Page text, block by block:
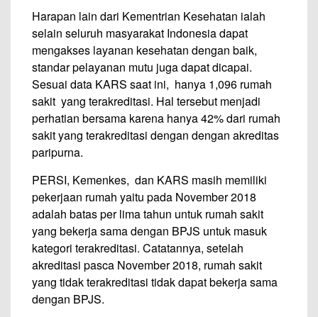
Harapan lain dari Kementrian Kesehatan ialah
selain seluruh masyarakat Indonesia dapat
mengakses layanan kesehatan dengan baik,
standar pelayanan mutu juga dapat dicapai.
Sesuai data KARS saat ini, hanya 1,096 rumah
sakit yang terakreditasi. Hal tersebut menjadi
perhatian bersama karena hanya 42% dari rumah
sakit yang terakreditasi dengan dengan akreditas
paripurna.
PERSI, Kemenkes, dan KARS masih memiliki
pekerjaan rumah yaitu pada November 2018
adalah batas per lima tahun untuk rumah sakit
yang bekerja sama dengan BPJS untuk masuk
kategori terakreditasi. Catatannya, setelah
akreditasi pasca November 2018, rumah sakit
yang tidak terakreditasi tidak dapat bekerja sama
dengan BPJS.